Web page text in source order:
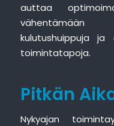
auttaa
vähentämään
kulutushuippuja ja
toimintatapoja.
Pitkän
Nykyajan